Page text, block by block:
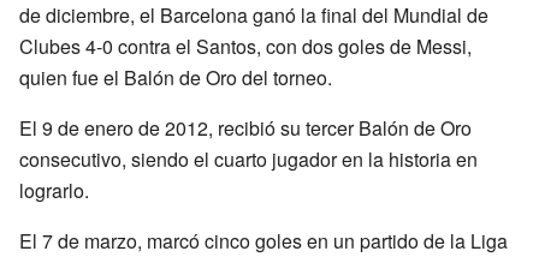
de diciembre, el Barcelona ganó la final del Mundial de
Clubes 4-0 contra el Santos, con dos goles de Messi,
quien fue el Balón de Oro del torneo.
El 9 de enero de 2012, recibió su tercer Balón de Oro
consecutivo, siendo el cuarto jugador en la historia en
lograrlo.
El 7 de marzo, marcó cinco goles en un partido de la Liga